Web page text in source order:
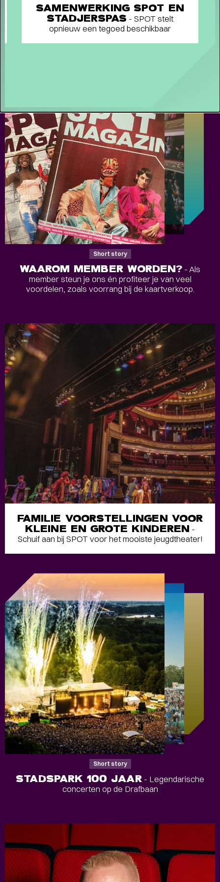
Terugblik
WAT EEN JAAR MET FUSE!- Terugblik
Short story
WAAROM MEMBER WORDEN? - Als
member steun je ons én profiteer je van veel
voordelen, zoals voorrang bij de kaartverkoop.
FAMILIE VOORSTELLINGEN VOOR
KLEINE EN GROTE KINDEREN -
Schuif aan bij SPOT voor het mooiste jeugdtheater!
Short story
STADSPARK 100 JAAR - Legendarische
concerten op de Drafbaan
SAMENWERKING SPOT EN
STADJERSPAS - SPOT stelt
opnieuw een tegoed beschikbaar